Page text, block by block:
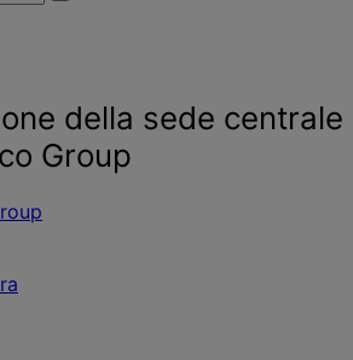
della sede centrale
Group